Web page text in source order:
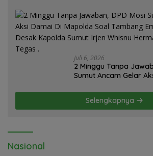
Juli 6, 2026
2 Minggu Tanpa
Sumut Ancam Gelar
Dairi. Desak Kapolda Sumut Irjen
Whisnu Hermawan
Selengkapnya
Nasional